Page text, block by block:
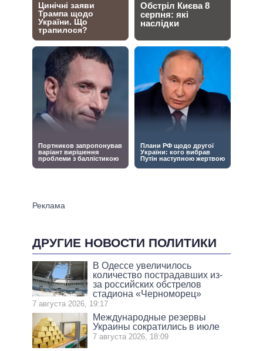
ДРУГИЕ НОВОСТИ ПОЛИТИКИ
В Одессе увеличилось
количество пострадавших из-
за российских обстрелов
стадиона «Черноморец»
7 августа 2026, 19:17
Международные резервы
Украины сократились в июле
7 августа 2026, 18:09